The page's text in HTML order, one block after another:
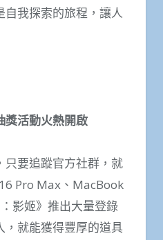
我探索的旅程，讓人
獎活動火熱開啟
只要追蹤官方社群，就
Pro Max、MacBook
影姬》推出大量登錄
，就能獲得豐厚的道具